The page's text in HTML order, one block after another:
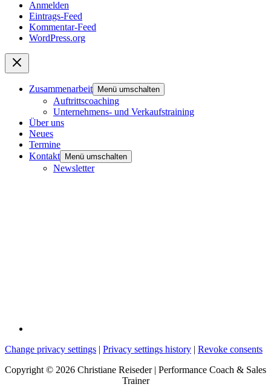
Anmelden
Eintrags-Feed
Kommentar-Feed
WordPress.org
Zusammenarbeit Menü umschalten
Auftrittscoaching
Unternehmens- und Verkaufstraining
Über uns
Neues
Termine
Kontakt Menü umschalten
Newsletter
Change privacy settings | Privacy settings history | Revoke consents
Copyright © 2026 Christiane Reiseder | Performance Coach & Sales
Trainer